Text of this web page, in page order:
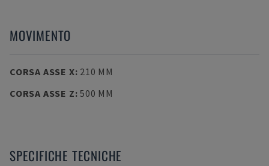
MOVIMENTO
CORSA ASSE X: 210 MM
CORSA ASSE Z:500 MM
SPECIFICHE TECNICHE